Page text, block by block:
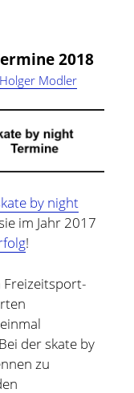
2018
Holger Modler
by night
im Jahr 2017
!
Freizeitsport-
der skate by
zu